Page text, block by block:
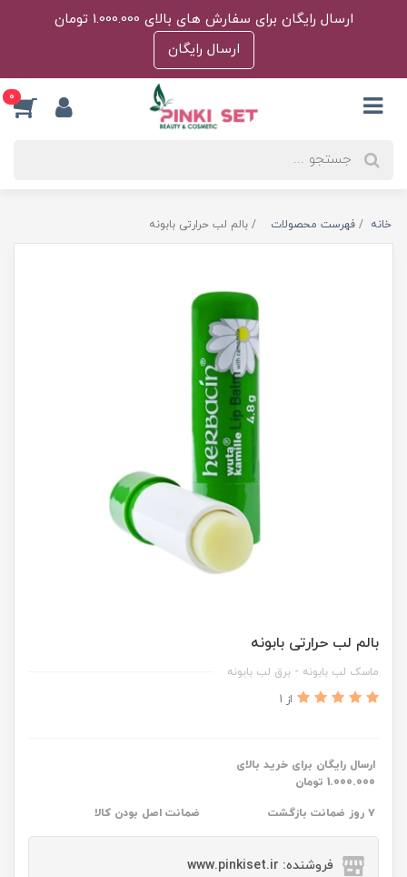
ارسال رایگان برای سفارش های بالای 1.000.000 تومان
ارسال رایگان
0
خانه فهرست محصولات بالم لب حرارتی بابونه
بالم لب حرارتی بابونه
ماسک لب بابونه - برق لب بابونه
از 1
ارسال رایگان برای خرید بالای
1.000.000 تومان
۷ روز ضمانت بازگشت ضمانت اصل بودن کالا
فروشنده: www.pinkiset.ir